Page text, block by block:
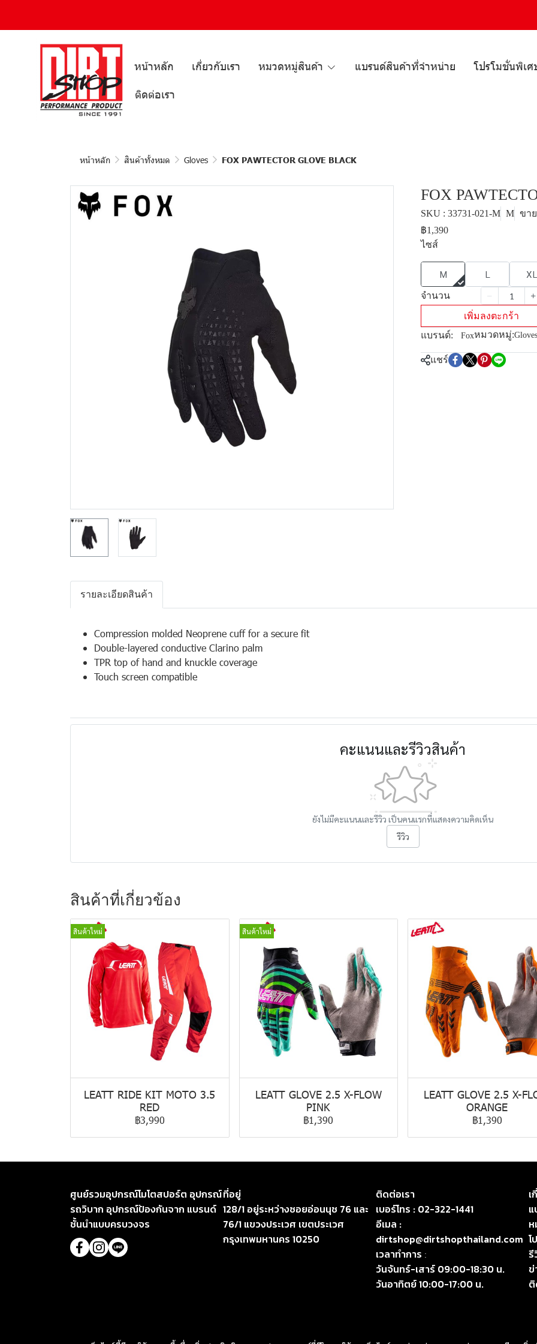
หน้าหลัก เกี่ยวกับเรา หมวดหมู่สินค้า แบรนด์สินค้าที่จำหน่าย โปรโมชั่นพิเ
ติดต่อเรา
หน้าหลัก สินค้าทั้งหมด Gloves FOX PAWTECTOR GLOVE BLACK
FOX
SKU : 33731-021-M M ขา
฿1,390
ไซส์
M L XL
จำนวน
เพิ่มลงตะกร้า
แบรนด์: Foxหมวดหมู่:Gloves
แชร์
รายละเอียดสินค้า
Compression molded Neoprene cuff for a secure fit
Double-layered conductive Clarino palm
TPR top of hand and knuckle coverage
Touch screen compatible
คะแนนและรีวิวสินค้า
ยังไม่มีคะแนนและรีวิว เป็นคนแรกที่แสดงความคิดเห็น
รีวิว
สินค้าที่เกี่ยวข้อง
สินค้าใหม่
LEATT RIDE KIT MOTO 3.5
RED
฿3,990
สินค้าใหม่
LEATT GLOVE 2.5 X-FLOW
PINK
฿1,390
LEATT GLOVE 2.5 X-
ORANGE
฿1,390
ศูนย์รวมอุปกรณ์โมโตสปอร์ต อุปกรณ์
รถวิบาก อุปกรณ์ป้องกันจาก แบรนด์
ชั้นนำแบบครบวงจร
ที่อยู่
128/1 อยู่ระหว่างซอยอ่อนนุช 76 และ
76/1 แขวงประเวศ เขตประเวศ
กรุงเทพมหานคร 10250
ติดต่อเรา
เบอร์โทร : 02-322-1441
อีเมล :
dirtshop@dirtshopthailand.com
เวลาทำการ :
วันจันทร์-เสาร์ 09:00-18:30 น.
วันอาทิตย์ 10:00-17:00 น.
เ
โ
รี
ข่